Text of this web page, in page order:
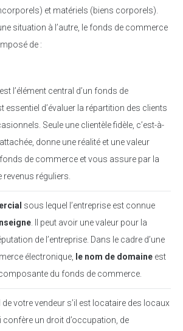
et matériels (biens corporels).
situation à l’autre, le fonds de commerce
de :
l’élément central d’un fonds de
essentiel d’évaluer la répartition des clients
Seule une clientèle fidèle, c’est-à-
donne une réalité et une valeur
de commerce et vous assure par la
revenus réguliers.
sous lequel l’entreprise est connue
. Il peut avoir une valeur pour la
de l’entreprise. Dans le cadre d’une
électronique,
le nom de domaine est
du fonds de commerce.
de votre vendeur s’il est locataire des locaux
confère un droit d’occupation, de